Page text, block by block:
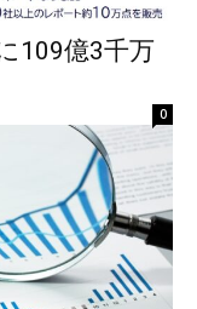
109億3千万
0